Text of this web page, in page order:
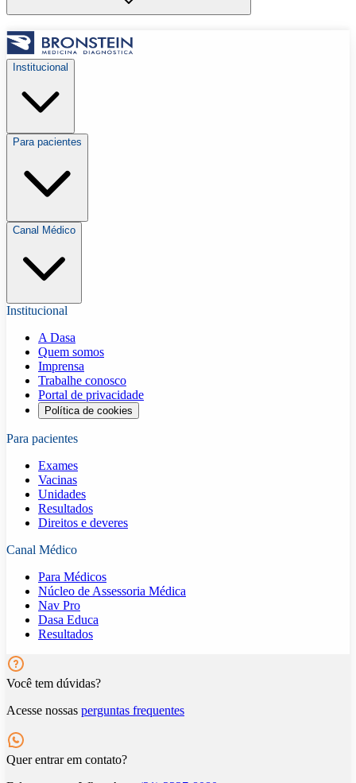
Institucional
Para pacientes
Canal Médico
Institucional
A Dasa
Quem somos
Imprensa
Trabalhe conosco
Portal de privacidade
Política de cookies
Para pacientes
Exames
Vacinas
Unidades
Resultados
Direitos e deveres
Canal Médico
Para Médicos
Núcleo de Assessoria Médica
Nav Pro
Dasa Educa
Resultados
Você tem dúvidas?
Acesse nossas perguntas frequentes
Quer entrar em contato?